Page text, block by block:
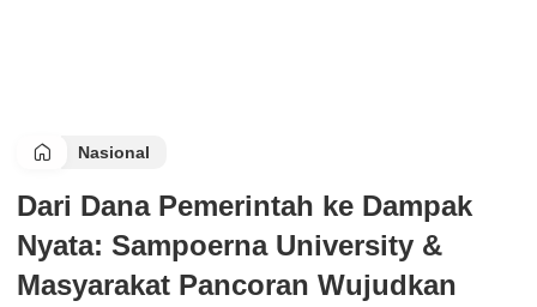
Nasional
Dari Dana Pemerintah ke Dampak
Nyata: Sampoerna University &
Masyarakat Pancoran Wujudkan